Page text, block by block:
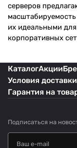
серверов
их идеальными
корпоративных
КаталогАкции
Условия доставки
Гарантия на
Подписаться на